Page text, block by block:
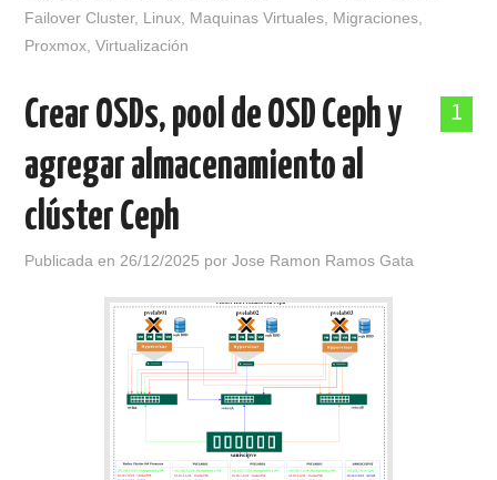
Failover Cluster, Linux Maquinas Virtuales Migraciones
Proxmox ,Virtualización
1
Crear OSDs, pool de OSD Ceph y
agregar almacenamiento al
clúster Ceph
Publicada en 26/12/2025 porJose Ramon Ramos Gata